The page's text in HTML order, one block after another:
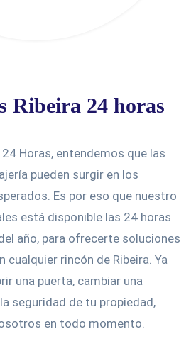
Ribeira 24 horas
24 Horas, entendemos que las
pueden surgir en los
Es por eso que nuestro
está disponible las 24 horas
año, para ofrecerte soluciones
cualquier rincón de Ribeira. Ya
una puerta, cambiar una
seguridad de tu propiedad,
en todo momento.